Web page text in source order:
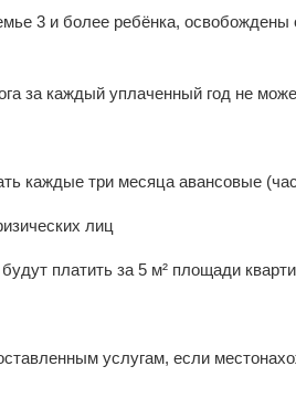
3 и более ребёнка,
за каждый уплаченный год не
каждые три месяца авансовые
лиц
платить за 5 м² площади
услугам, если